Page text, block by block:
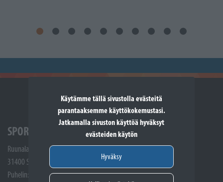
Käytämme tällä sivustolla evästeitä
parantaaksemme käyttökokemustasi.
Jatkamalla sivuston käyttöä hyväksyt
evästeiden käytön
Hyväksy
SPORTTIKONE SOMERO
Ruunalantie 5
31400 Somero
Puhelin: (02) 748 9300